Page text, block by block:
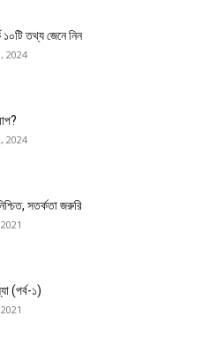
১০টি তথ্য জেনে নিন
2024
2024
সতর্কতা জরুরি
(পর্ব-১)